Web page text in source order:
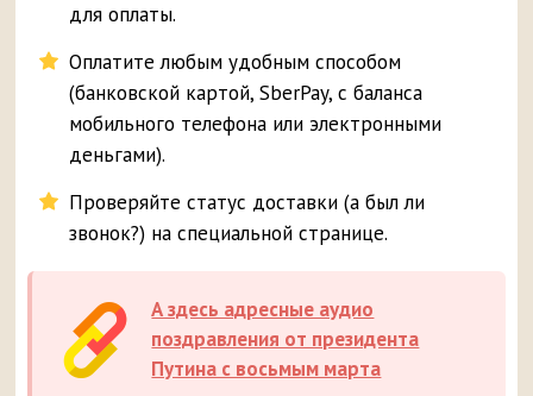
для оплаты.
Оплатите любым удобным способом
(банковской картой, SberPay, с баланса
мобильного телефона или электронными
деньгами).
Проверяйте статус доставки (а был ли
звонок?) на специальной странице.
А здесь адресные аудио
поздравления от президента
Путина с восьмым марта